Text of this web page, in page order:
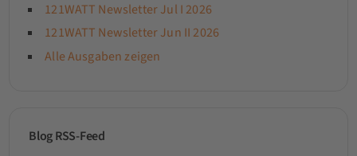
121WATT Newsletter Jul I 2026
121WATT Newsletter Jun II 2026
Alle Ausgaben zeigen
Blog RSS-Feed